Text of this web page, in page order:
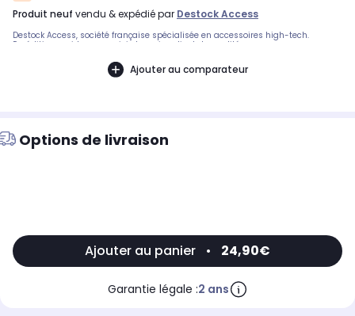
produit neuf vendu & expédié par Destock Access
Destock Access, société française spécialisée en accessoires high-tech.
Expédition rapide avec suivi et service client de qualité.
Ajouter au comparateur
Options de livraison
Ajouter au panier • 24,90€
Garantie légale :2 ans